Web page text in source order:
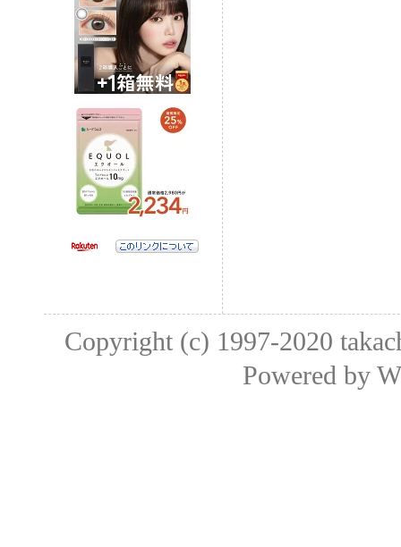
Copyright (c) 1997-2020
Powered by